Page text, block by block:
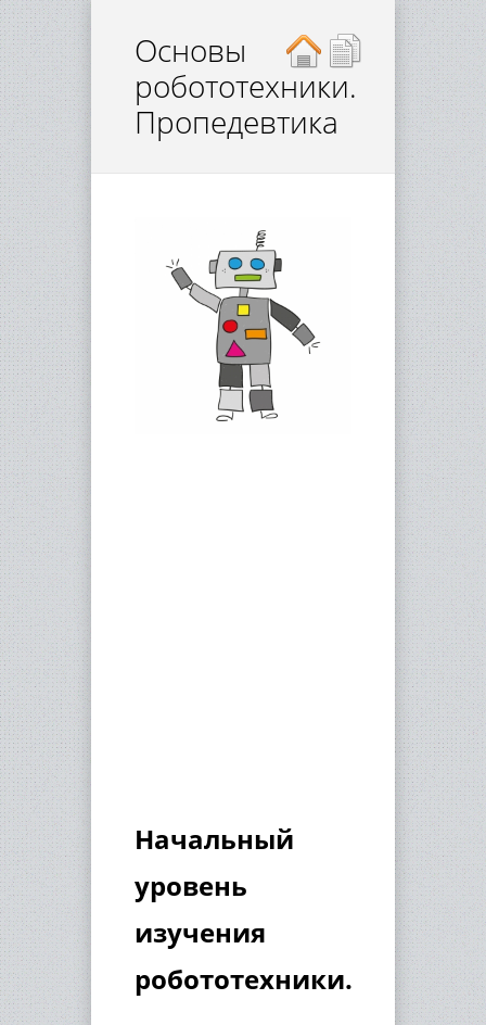
Основы
робототехники.
Пропедевтика
Начальный
уровень
изучения
робототехники.